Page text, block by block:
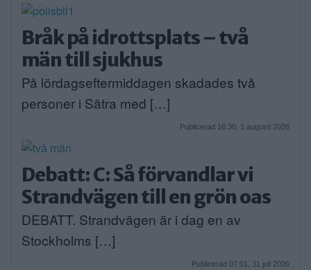
Bråk på idrottsplats – två
män till sjukhus
På lördagseftermiddagen skadades två
personer i Sätra med […]
Publicerad 16:30, 1 augusti 2026
Debatt: C: Så förvandlar vi
Strandvägen till en grön oas
DEBATT. Strandvägen är i dag en av
Stockholms […]
Publicerad 07:01, 31 juli 2026